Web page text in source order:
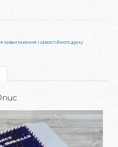
завантаження і самостійного друку